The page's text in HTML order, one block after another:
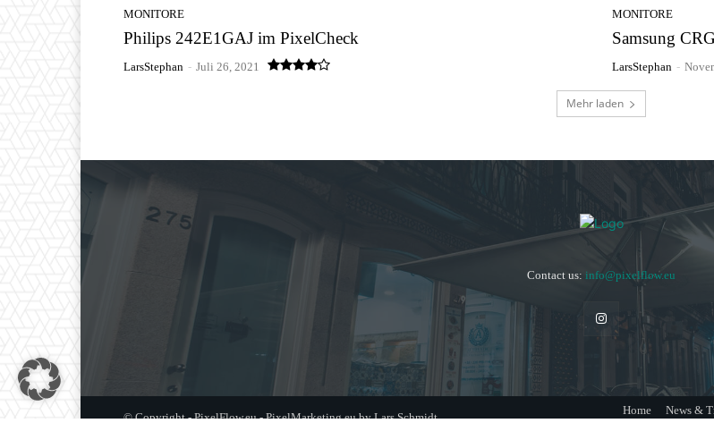
MONITORE
Philips 242E1GAJ im PixelCheck
LarsStephan - Juli 26, 2021
MONITORE
Samsung
LarsStephan -
Mehr laden
Contact us: info@pixelflow.eu
© Copyright - PixelFlow.eu - PixelMarketing.eu by Lars Schmidt Home News &